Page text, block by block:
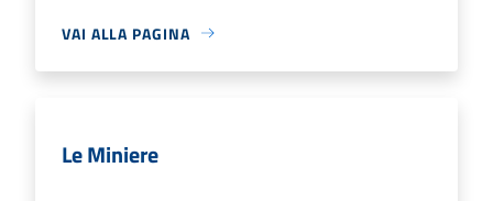
VAI ALLA PAGINA
Le Miniere